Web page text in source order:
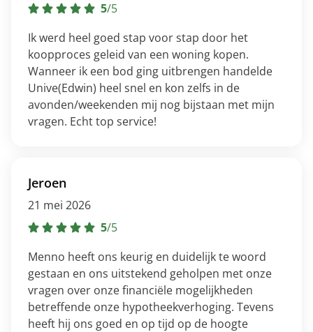
5/5
Ik werd heel goed stap voor stap door het
koopproces geleid van een woning kopen.
Wanneer ik een bod ging uitbrengen handelde
Unive(Edwin) heel snel en kon zelfs in de
avonden/weekenden mij nog bijstaan met mijn
vragen. Echt top service!
Jeroen
21 mei 2026
5/5
Menno heeft ons keurig en duidelijk te woord
gestaan en ons uitstekend geholpen met onze
vragen over onze financiële mogelijkheden
betreffende onze hypotheekverhoging. Tevens
heeft hij ons goed en op tijd op de hoogte